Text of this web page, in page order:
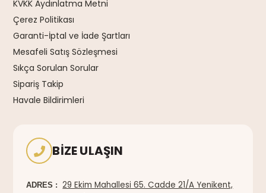
KVKK Aydınlatma Metni
Çerez Politikası
Garanti-İptal ve İade Şartları
Mesafeli Satış Sözleşmesi
Sıkça Sorulan Sorular
Sipariş Takip
Havale Bildirimleri
BIZE ULAŞIN
ADRES :
29 Ekim Mahallesi 65. Cadde 21/A Yenikent,